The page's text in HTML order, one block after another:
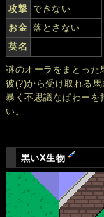
攻撃 できない
お金 落とさない
英名
謎のオーラをまとった
彼(?)から受け取れる
暴く不思議なぱわーを
い。
黒いX生物